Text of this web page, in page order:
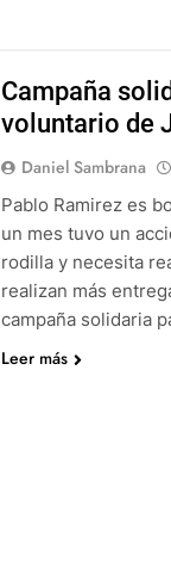
Campaña
voluntario de
Daniel Sambrana
Pablo Ramirez es
un mes tuvo un
rodilla y necesita
realizan más
campaña solidaria
Leer más